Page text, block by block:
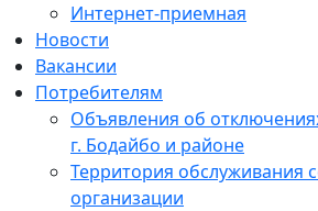
Интернет-приемная
Новости
Вакансии
Потребителям
Объявления об
г. Бодайбо и районе
Территория обслуживания
организации